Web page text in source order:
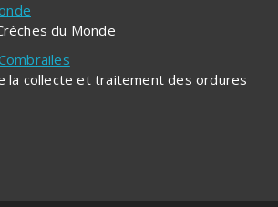
du Monde
la collecte et traitement des ordures